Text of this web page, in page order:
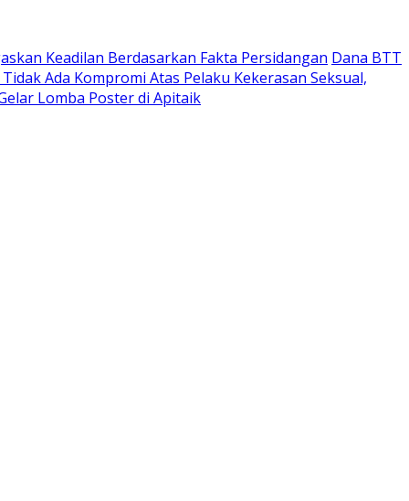
Keadilan Berdasarkan Fakta Persidangan Dana BTT
Ada Kompromi Atas Pelaku Kekerasan Seksual,
Lomba Poster di Apitaik